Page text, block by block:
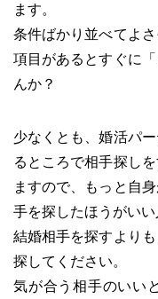
ます。
条件ばかり並べてよ
項目があるとすぐに
んか？
少なくとも、婚活パ
るところで相手探し
ますので、もっと自
手を探したほうがいい
結婚相手を探すより
探してください。
気が合う相手のいい